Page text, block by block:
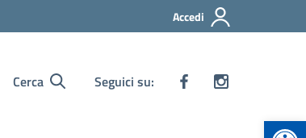
Accedi
Cerca Seguici su: